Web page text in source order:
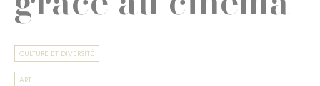
CULTURE ET DIVERSITÉ
ART